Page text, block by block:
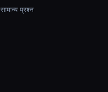
सामान्य प्रश्न